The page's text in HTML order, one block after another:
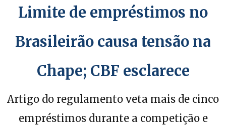
Limite de empréstimos no
Brasileirão causa tensão na
Chape; CBF esclarece
Artigo do regulamento veta mais de cinco
empréstimos durante a competição e